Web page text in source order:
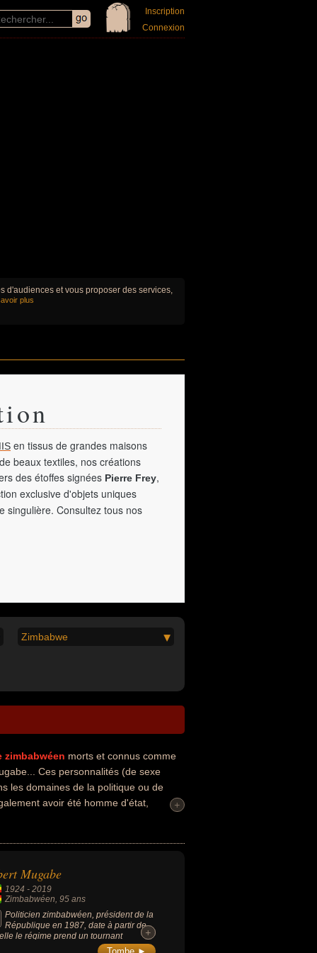
Inscription
Connexion
d'audiences et vous proposer des services,
plus
en tissus de grandes maisons
beaux textiles, nos créations
des étoffes signées Pierre Frey,
exclusive d'objets uniques
singulière. Consultez tous nos
Zimbabwe
zimbabwéen morts et connus comme
Ces personnalités (de sexe
les domaines de la politique ou de
avoir été homme d'état,
+
Mugabe
1924 -2019
Zimbabwéen, 95 ans
Politicien zimbabwéen, président de la
République en 1987, date à partir de
le régime prend un tournant
après avoir été considéré comme
+
+